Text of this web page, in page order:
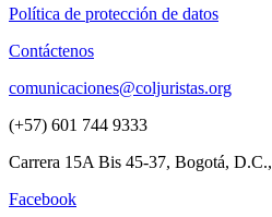
Política de protección de datos
Contáctenos
comunicaciones@coljuristas.org
(+57) 601 744 9333
Carrera 15A Bis 45-37, Bogotá,
Facebook